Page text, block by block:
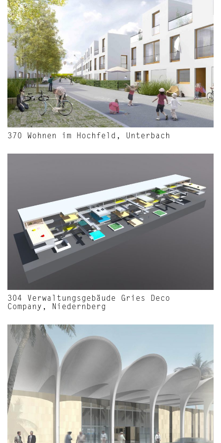
370 Wohnen im Hochfeld, Unterbach
304 Verwaltungsgebäude Gries Deco
Company, Niedernberg